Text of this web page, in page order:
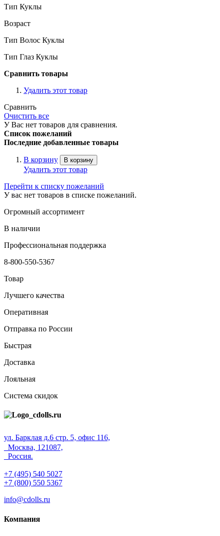
Тип Куклы
Возраст
Тип Волос Куклы
Тип Глаз Куклы
Сравнить товары
Удалить этот товар
Сравнить
Очистить все
У Вас нет товаров для сравнения.
Список пожеланий
Последние добавленные товары
В корзину В корзину
Удалить этот товар
Перейти к списку пожеланий
У вас нет товаров в списке пожеланий.
Огромный ассортимент
В наличии
Профессиональная поддержка
8-800-550-5367
Товар
Лучшего качества
Оперативная
Отправка по России
Быстрая
Доставка
Лояльная
Система скидок
ул. Барклая д.6 стр. 5, офис 116,
Москва, 121087,
Россия.
+7 (495) 540 5027
+7 (800) 550 5367
info@cdolls.ru
Компания